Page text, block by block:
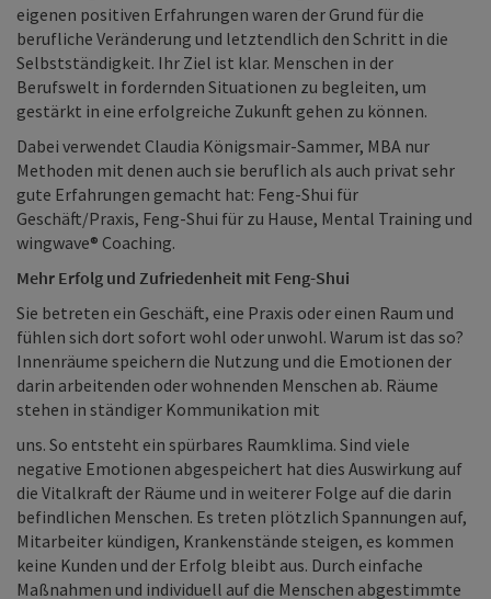
eigenen positiven Erfahrungen waren der Grund für die
berufliche Veränderung und letztendlich den Schritt in die
Selbstständigkeit. Ihr Ziel ist klar. Menschen in der
Berufswelt in fordernden Situationen zu begleiten, um
gestärkt in eine erfolgreiche Zukunft gehen zu können.
Dabei verwendet Claudia Königsmair-Sammer, MBA nur
Methoden mit denen auch sie beruflich als auch privat sehr
gute Erfahrungen gemacht hat: Feng-Shui für
Geschäft/Praxis, Feng-Shui für zu Hause, Mental Training und
wingwave® Coaching.
Mehr Erfolg und Zufriedenheit mit Feng-Shui
Sie betreten ein Geschäft, eine Praxis oder einen Raum und
fühlen sich dort sofort wohl oder unwohl. Warum ist das so?
Innenräume speichern die Nutzung und die Emotionen der
darin arbeitenden oder wohnenden Menschen ab. Räume
stehen in ständiger Kommunikation mit
uns. So entsteht ein spürbares Raumklima. Sind viele
negative Emotionen abgespeichert hat dies Auswirkung auf
die Vitalkraft der Räume und in weiterer Folge auf die darin
befindlichen Menschen. Es treten plötzlich Spannungen auf,
Mitarbeiter kündigen, Krankenstände steigen, es kommen
keine Kunden und der Erfolg bleibt aus. Durch einfache
Maßnahmen und individuell auf die Menschen abgestimmte